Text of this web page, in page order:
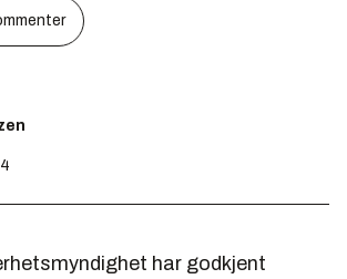
har godkjent